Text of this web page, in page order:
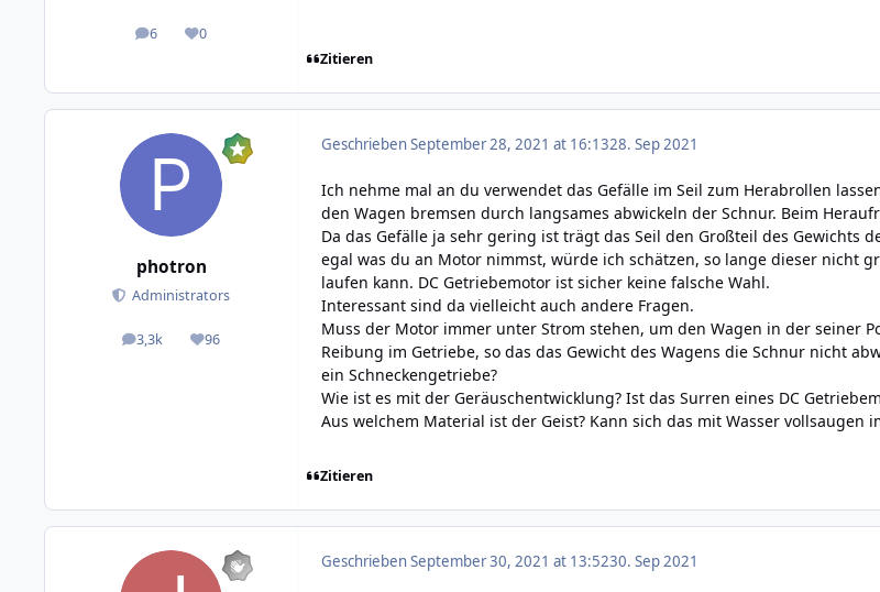
6
posts 0
Reputation
Zitieren
photron
Administrators
3,3k
posts 96
Reputation
GeschriebenSeptember 28, 2021 at 16:1328. Sep 2021
Ich nehme mal an du verwendet das Gefälle im Seil zum Herabrollen
den Wagen bremsen durch langsames abwickeln der Schnur. Beim
Da das Gefälle ja sehr gering ist trägt das Seil den Großteil des Gewichts
egal was du an Motor nimmst, würde ich schätzen, so lange dieser nicht
laufen kann. DC Getriebemotor ist sicher keine falsche Wahl.
Interessant sind da vielleicht auch andere Fragen.
Muss der Motor immer unter Strom stehen, um den Wagen in der seiner
Reibung im Getriebe, so das das Gewicht des Wagens die Schnur nicht
ein Schneckengetriebe?
Wie ist es mit der Geräuschentwicklung? Ist das Surren eines DC
Aus welchem Material ist der Geist? Kann sich das mit Wasser vollsaugen
Zitieren
GeschriebenSeptember 30, 2021 at 13:5230. Sep 2021